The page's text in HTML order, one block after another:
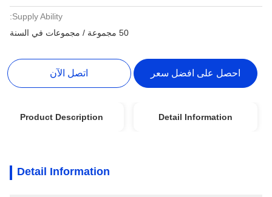
Supply Ability:
50 مجموعة / مجموعات في السنة
احصل على افضل سعر اتصل الآن
Detail Information
Product Description
Detail Information